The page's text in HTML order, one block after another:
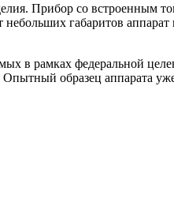
Прибор со встроенным
габаритов
в рамках федеральной
образец аппарата